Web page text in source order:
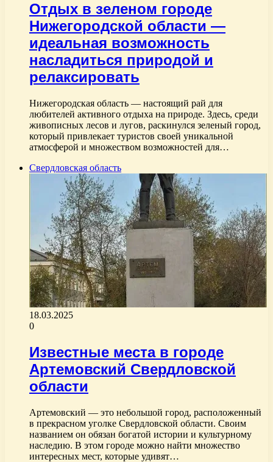
Отдых в зеленом городе
Нижегородской области —
идеальная возможность
насладиться природой и
релаксировать
Нижегородская область — настоящий рай для
любителей активного отдыха на природе. Здесь, среди
живописных лесов и лугов, раскинулся зеленый город,
который привлекает туристов своей уникальной
атмосферой и множеством возможностей для…
Свердловская область
18.03.2025
0
Известные места в городе
Артемовский Свердловской
области
Артемовский — это небольшой город, расположенный
в прекрасном уголке Свердловской области. Своим
названием он обязан богатой истории и культурному
наследию. В этом городе можно найти множество
интересных мест, которые удивят…